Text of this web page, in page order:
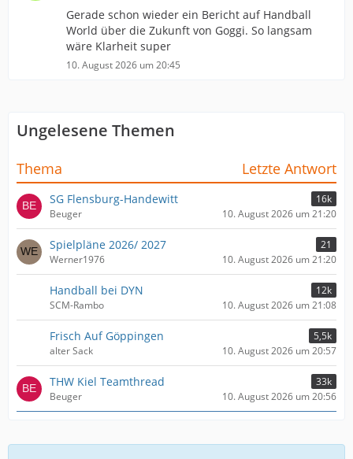
Gerade schon wieder ein Bericht auf Handball
World über die Zukunft von Goggi. So langsam
wäre Klarheit super
10. August 2026 um 20:45
Ungelesene Themen
Thema Letzte Antwort
SG Flensburg-Handewitt
16k
Beuger
10. August 2026 um 21:20
Spielpläne 2026/ 2027
21
Werner1976
10. August 2026 um 21:20
Handball bei DYN
12k
SCM-Rambo
10. August 2026 um 21:08
Frisch Auf Göppingen
5,5k
alter Sack
10. August 2026 um 20:57
THW Kiel Teamthread
33k
Beuger
10. August 2026 um 20:56